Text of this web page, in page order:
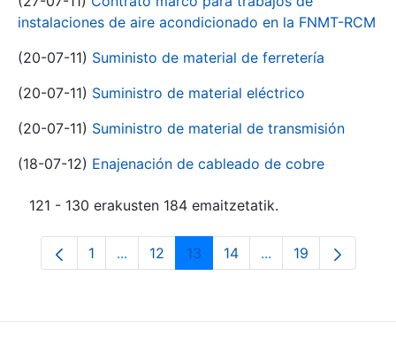
instalaciones de aire acondicionado en la FNMT-RCM
(20-07-11) Suministo de material de ferretería
(20-07-11) Suministro de material eléctrico
(20-07-11) Suministro de material de transmisión
(18-07-12) Enajenación de cableado de cobre
121 - 130 erakusten 184 emaitzetatik.
Orrialdea
1 ...Intermediate Pages Use TAB to navigate.
Orrialdea
12 Orrialdea
13 Orrialdea
14 ...Intermediate
Orrialdea
19